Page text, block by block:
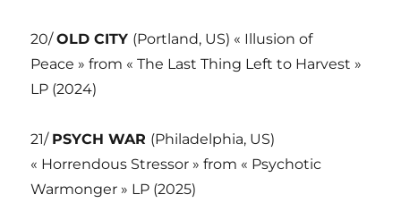
20/OLD CITY (Portland, US) « Illusion of
Peace » from « The Last Thing Left to Harvest »
LP (2024)
21/ PSYCH WAR (Philadelphia, US)
« Horrendous Stressor » from « Psychotic
Warmonger » LP (2025)